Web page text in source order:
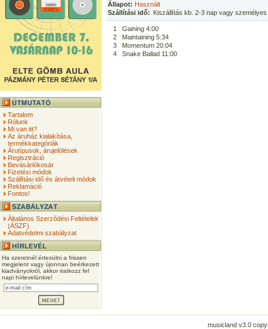
Tartalom
Rólunk
Mi van itt?
Az áruház kialakítása,
termékkategóriák
Árutípusok, árujelölések
Regisztráció
Bevásárlókosár
Fizetési módok
Szállítási idő és átvételi módok
Reklamáció
Fontos!
Általános Szerződési Feltételek
(ÁSZF)
Adatvédelmi szabályzat
Ha szeretnél értesülni a frissen
megjelent vagy újonnan beérkezett
kiadványokról, akkor iratkozz fel
napi hírlevelünkre!
Állapot: Használt
Szállítási idő: Kiszállítás kb. 2-3 nap vagy
1
Gaining 4:00
2
Maintaining 5:34
3
Momentum 20:04
4
Snake Ballad 11:00
musicland v3.0